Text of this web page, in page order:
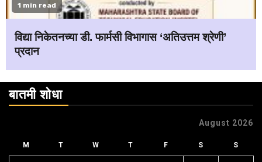
1 min read
विद्या निकेतनच्या डी. फार्मसी विभागास ‘अतिउत्तम श्रेणी’
प्रदान
बातमी शोधा
August 2026
M T W T F S S